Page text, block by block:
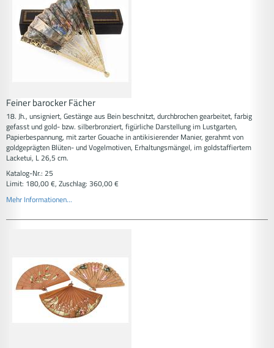
Feiner barocker Fächer
18. Jh., unsigniert, Gestänge aus Bein beschnitzt, durchbrochen gearbeitet, farbig
gefasst und gold- bzw. silberbronziert, figürliche Darstellung im Lustgarten,
Papierbespannung, mit zarter Gouache in antikisierender Manier, gerahmt von
goldgeprägten Blüten- und Vogelmotiven, Erhaltungsmängel, im goldstaffiertem
Lacketui, L 26,5 cm.
Katalog-Nr.: 25
Limit: 180,00 €, Zuschlag: 360,00 €
Mehr Informationen...